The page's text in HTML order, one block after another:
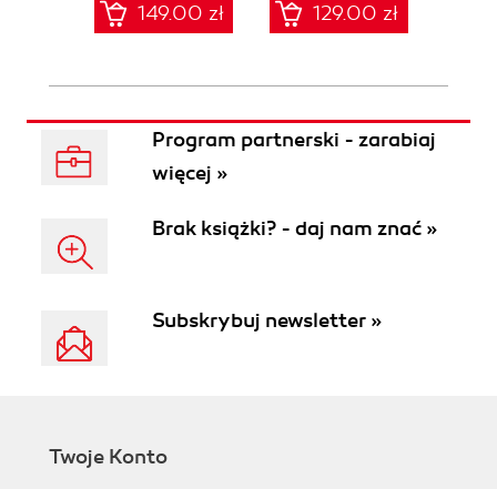
149.00 zł 129.00 zł
Program partnerski - zarabiaj
więcej »
Brak książki? - daj nam znać »
Subskrybuj newsletter »
Twoje Konto